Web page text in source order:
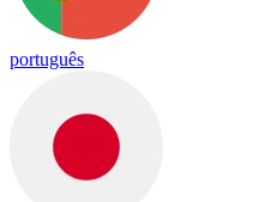
português